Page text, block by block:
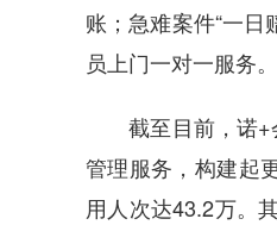
账；急难案件“一日
员上门一对一服务。
截至目前，诺+
管理服务，构建起
用人次达43.2万。